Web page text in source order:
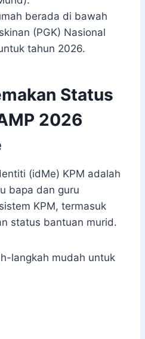
berada di bawah
(PGK) Nasional
tahun 2026.
Status
2026
(idMe) KPM adalah
bapa dan guru
KPM, termasuk
status bantuan murid.
langkah mudah untuk